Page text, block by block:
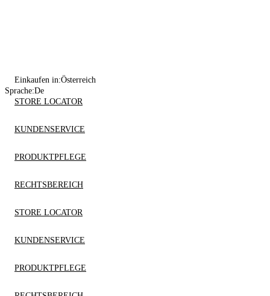
Einkaufen in:Österreich
Sprache:De
STORE LOCATOR
KUNDENSERVICE
PRODUKTPFLEGE
RECHTSBEREICH
STORE LOCATOR
KUNDENSERVICE
PRODUKTPFLEGE